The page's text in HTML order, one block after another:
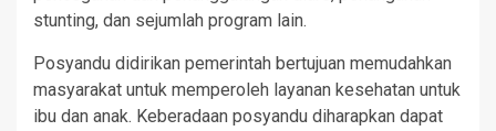
stunting, dan sejumlah program lain.
Posyandu didirikan pemerintah bertujuan memudahkan
masyarakat untuk memperoleh layanan kesehatan untuk
ibu dan anak. Keberadaan posyandu diharapkan dapat